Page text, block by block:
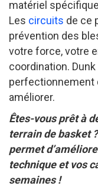
matériel
Les circuits de ce
prévention des
votre force, votre
coordination.
perfectionnement
améliorer.
Êtes-vous prêt à
terrain de basket
permet
technique et vos
semaines !